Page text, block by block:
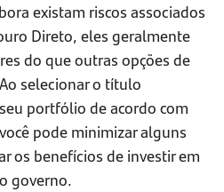
existam riscos associados
Direto, eles geralmente
do que outras opções de
selecionar o título
portfólio de acordo com
pode minimizar alguns
os benefícios de investir em
governo.